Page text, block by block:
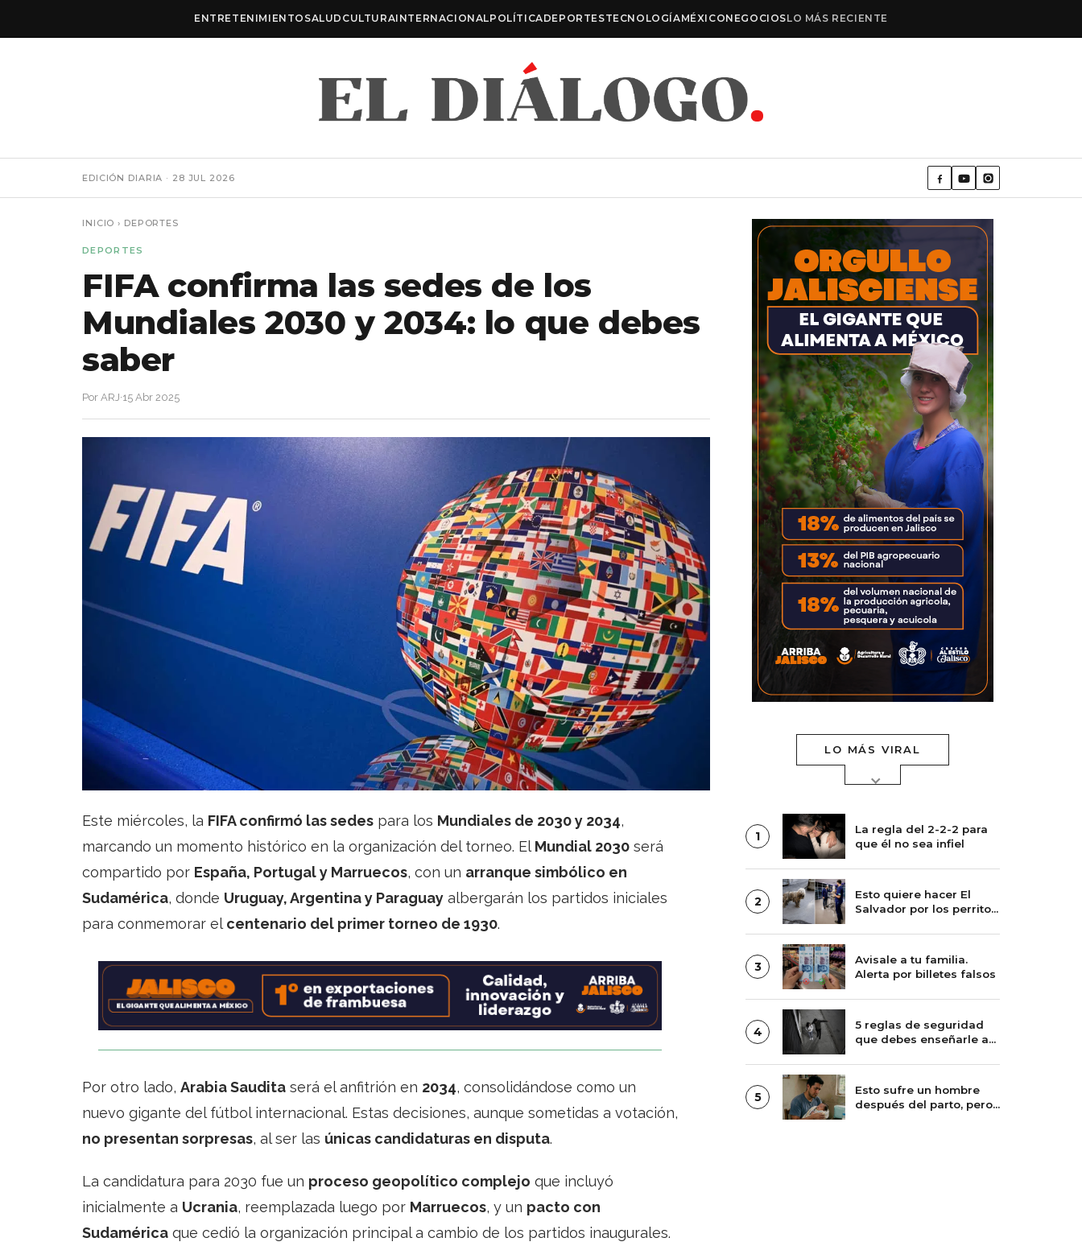
ENTRETENIMIENTO SALUD CULTURAINTERNACIONALPOLÍTICADEPORTESTECNOLOGÍAMÉXICONEGOCIOSLO MÁS RECIENTE
EDICIÓN DIARIA · 28 JUL 2026
INICIO › DEPORTES
DEPORTES
FIFA confirma las sedes de los
Mundiales 2030 y 2034: lo que debes
saber
Por ARJ·15 Abr 2025
Este miércoles, la FIFA confirmó las sedes para los Mundiales de 2030 y 2034,
marcando un momento histórico en la organización del torneo. El Mundial 2030 será
compartido por España, Portugal y Marruecos, con un arranque simbólico en
Sudamérica, donde Uruguay, Argentina y Paraguay albergarán los partidos iniciales
para conmemorar el centenario del primer torneo de 1930.
Por otro lado, Arabia Saudita será el anfitrión en 2034, consolidándose como un
nuevo gigante del fútbol internacional. Estas decisiones, aunque sometidas a votación,
no presentan sorpresas, al ser las únicas candidaturas en disputa.
La candidatura para 2030 fue un proceso geopolítico complejo que incluyó
inicialmente a Ucrania, reemplazada luego por Marruecos, y un pacto con
Sudamérica que cedió la organización principal a cambio de los partidos inaugurales.
LO MÁS VIRAL
1
La regla del 2-2-2 para
que él no sea infiel
2
Esto quiere hacer El
Salvador por los perritos
3
Avisale a tu familia.
Alerta por billetes falsos
4
5 reglas de seguridad
que debes enseñarle a
5
Esto sufre un hombre
después del parto, pero